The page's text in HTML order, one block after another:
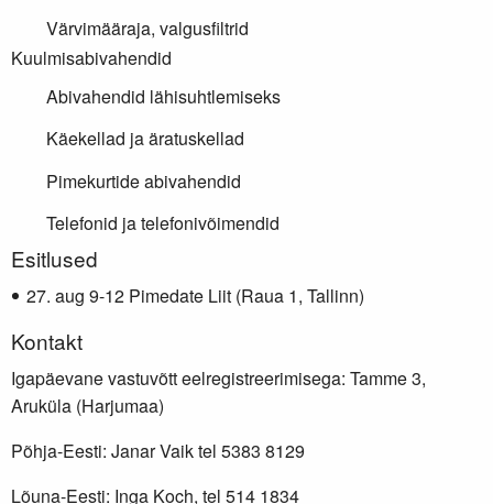
Värvimääraja, valgusfiltrid
Kuulmisabivahendid
Abivahendid lähisuhtlemiseks
Käekellad ja äratuskellad
Pimekurtide abivahendid
Telefonid ja telefonivõimendid
Lisainfo
Esitlused
aug 9-12 Pimedate Liit (Raua 1, Tallinn)
Kontakt
Igapäevane vastuvõtt eelregistreerimisega: Tamme 3,
Aruküla (Harjumaa)
Põhja-Eesti: Janar Vaik tel 5383 8129
Lõuna-Eesti: Inga Koch, tel 514 1834